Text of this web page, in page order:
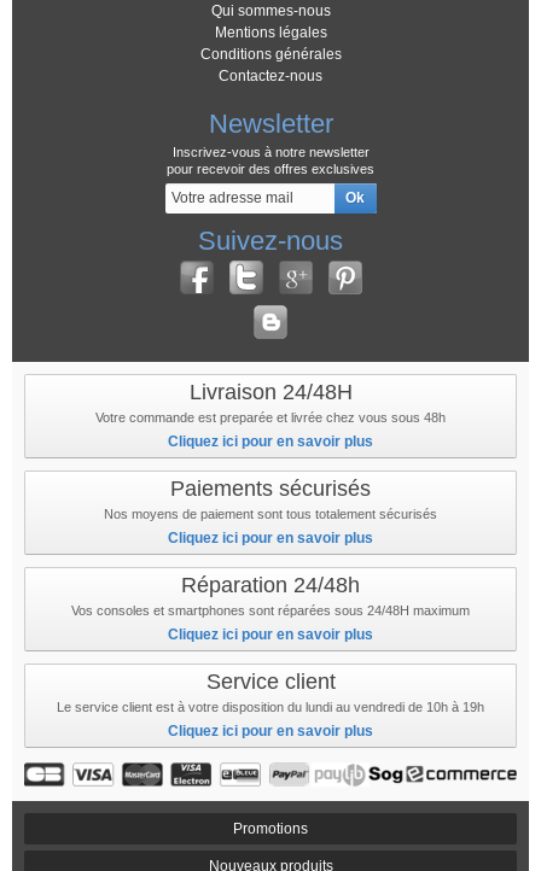
Qui sommes-nous
Mentions légales
Conditions générales
Contactez-nous
Newsletter
Inscrivez-vous à notre newsletter
pour recevoir des offres exclusives
Suivez-nous
Livraison 24/48H
Votre commande est preparée et livrée chez vous sous 48h
Cliquez ici pour en savoir plus
Paiements sécurisés
Nos moyens de paiement sont tous totalement sécurisés
Cliquez ici pour en savoir plus
Réparation 24/48h
Vos consoles et smartphones sont réparées sous 24/48H maximum
Cliquez ici pour en savoir plus
Service client
Le service client est à votre disposition du lundi au vendredi de 10h à 19h
Cliquez ici pour en savoir plus
Promotions
Nouveaux produits